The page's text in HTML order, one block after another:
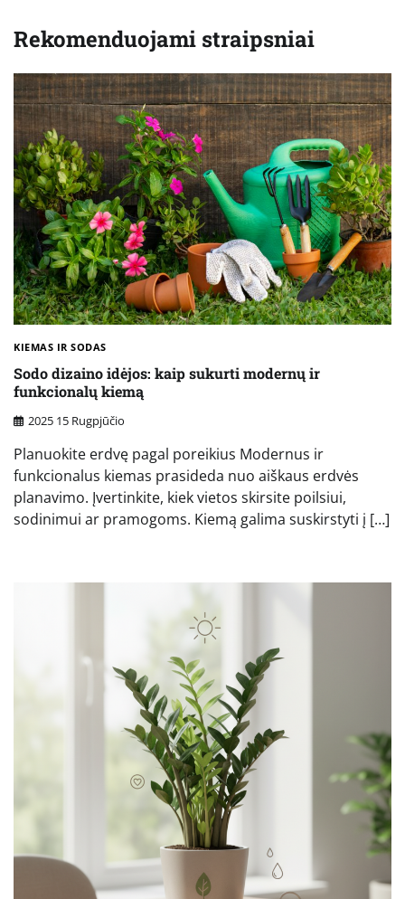
Rekomenduojami straipsniai
KIEMAS IR SODAS
Sodo dizaino idėjos: kaip sukurti modernų ir
funkcionalų kiemą
2025 15 Rugpjūčio
Planuokite erdvę pagal poreikius Modernus ir
funkcionalus kiemas prasideda nuo aiškaus erdvės
planavimo. Įvertinkite, kiek vietos skirsite poilsiui,
sodinimui ar pramogoms. Kiemą galima suskirstyti į […]